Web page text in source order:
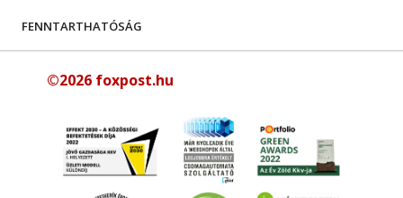
FENNTARTHATÓSÁG
©2026 foxpost.hu